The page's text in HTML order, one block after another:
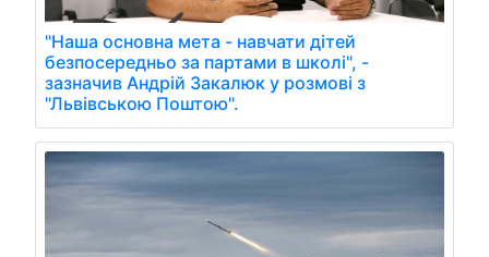
"Наша основна мета - навчати дітей
безпосередньо за партами в школі", -
зазначив Андрій Закалюк у розмові з
"Львівською Поштою".